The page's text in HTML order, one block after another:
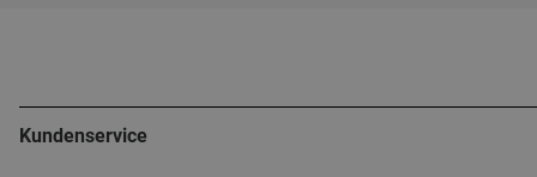
Kundenservice